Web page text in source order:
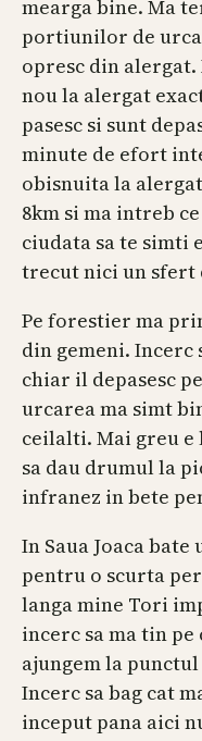
mearga bine. Ma
portiunilor de
opresc din
nou la alergat
pasesc si sunt
minute de efort
obisnuita la
8km si ma intreb
ciudata sa te simti
trecut nici un sfert
Pe forestier ma
din gemeni. Incerc
chiar il depasesc
urcarea ma simt
ceilalti. Mai greu e
sa dau drumul la
infranez in bete
In Saua Joaca
pentru o scurta
langa mine Tori
incerc sa ma tin
ajungem la
Incerc sa bag cat
inceput pana aici